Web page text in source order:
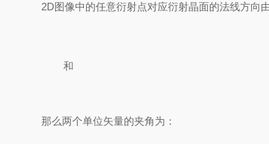
2D图像中的任意衍射点对应衍射晶面的法线方向
和
那么两个单位矢量的夹角为：